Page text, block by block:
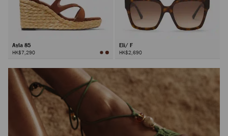
Ayla 85
HK$7,290
Eli/ F
HK$2,690